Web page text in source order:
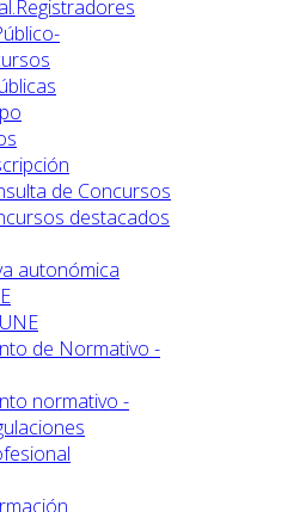
de Concursos
destacados
autonómica
de Normativo -
normativo -